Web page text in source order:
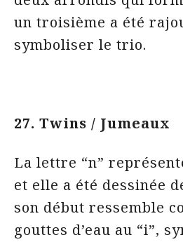
un troisième a été
symboliser le trio.
27. Twins / Jumeaux
La lettre “n”
et elle a été dessinée
son début ressemble
gouttes d’eau au “i”,